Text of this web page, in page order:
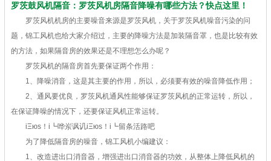
罗茨鼓风机隔音：罗茨风机房隔音降噪有哪些方法？快点这里！
罗茨风机机房的主要噪音来源是罗茨风机，关于罗茨风机噪音污染的问
题，锦工风机也给大家介绍过，主要的降噪方法是加装隔音罩，也是比较有效
的方法，如果隔音房的效果还是不理想怎么办呢？
罗茨风机的隔音房首先要保证两个作用：
1、降噪消音，这是其主要的作用，所以，必须要有效的噪音降低作用；
2、通风要优良，罗茨风机通风性能够保证罗茨风机的正常运转，所以，
在保证降噪的情况下，还要保证风机正常运转。
iΞюs！i┗哗岽讽讥iΞюs！i┗留条活路吧
为了降低隔音房的噪音，锦工风机小编建议：
1、改造进出口消音器，增强进出口消音器的功效，从整体上降低风机的